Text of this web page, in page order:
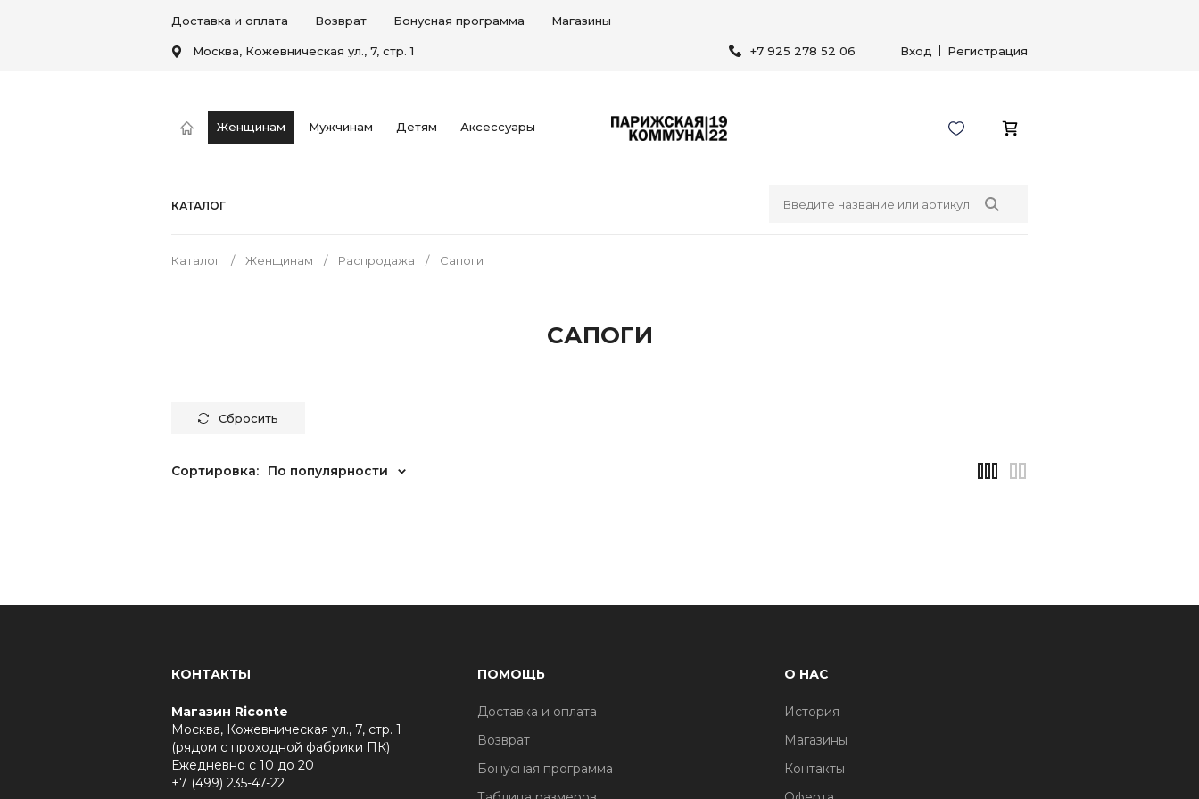
Доставка и оплата Возврат Бонусная программа Магазины
Москва, Кожевническая ул., 7, стр. 1 +7 925 278 52 06 Вход Регистрация
Женщинам Мужчинам Детям Аксессуары
КАТАЛОГ
Каталог Женщинам Распродажа Сапоги
САПОГИ
Сбросить
Сортировка: По популярности
КОНТАКТЫ
Магазин Riconte
Москва, Кожевническая ул., 7, стр. 1
(рядом с проходной фабрики ПК)
Ежедневно с 10 до 20
+7 (499) 235-47-22
ПОМОЩЬ
Доставка и оплата
Возврат
Бонусная программа
О НАС
История
Магазины
Контакты